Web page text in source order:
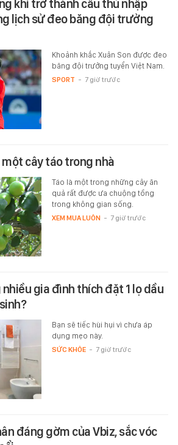
khi trở thành cầu thủ nhập
lịch sử đeo băng đội trưởng
Khoảnh khắc Xuân Son được đeo
băng đội trưởng tuyển Việt Nam.
SPORT - 7 giờ trước
cây táo trong nhà
Táo là một trong những cây ăn
quả rất được ưa chuộng tồng
trong không gian sống.
XEM MUA LUÔN - 7 giờ trước
gia đình thích đặt 1 lọ dầu
Bạn sẽ tiếc hùi hụi vì chưa áp
dụng mẹo này.
SỨC KHỎE - 7 giờ trước
đáng gờm của Vbiz, sắc vóc